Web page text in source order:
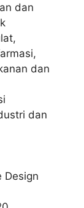
dan
dan
dan
Design